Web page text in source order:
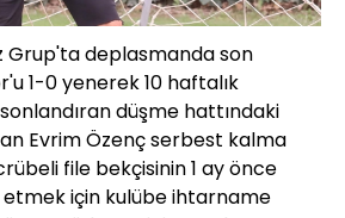
Grup'ta deplasmanda son
1-0 yenerek 10 haftalık
düşme hattındaki
Evrim Özenç serbest kalma
file bekçisinin 1 ay önce
etmek için kulübe ihtarname